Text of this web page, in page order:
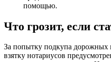
помощью.
Что грозит, если
За попытку подкупа
взятку нотариусов